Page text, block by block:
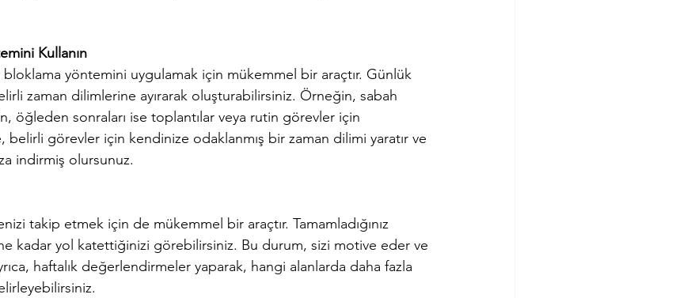
Kullanın
bloklama yöntemini uygulamak için mükemmel bir araçtır. Günlük
zaman dilimlerine ayırarak oluşturabilirsiniz. Örneğin, sabah
öğleden sonraları ise toplantılar veya rutin görevler için
belirli görevler için kendinize odaklanmış bir zaman dilimi yaratır ve
indirmiş olursunuz.
takip etmek için de mükemmel bir araçtır. Tamamladığınız
kadar yol katettiğinizi görebilirsiniz. Bu durum, sizi motive eder ve
haftalık değerlendirmeler yaparak, hangi alanlarda daha fazla